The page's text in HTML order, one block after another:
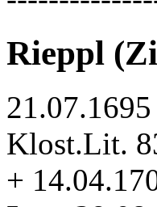
Rieppl
Klost.Lit.
+